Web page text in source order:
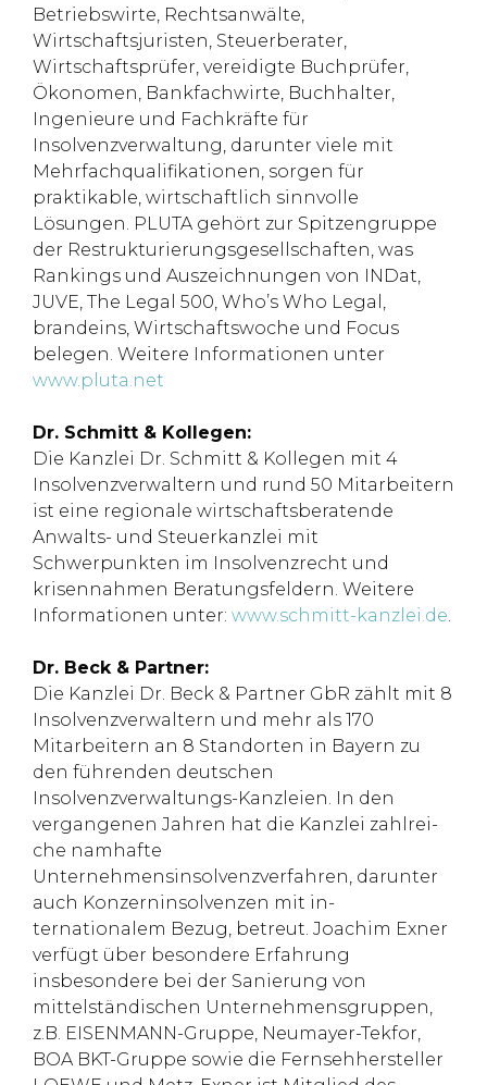
Betriebswirte, Rechtsanwälte,
Wirtschaftsjuristen, Steuerberater,
Wirtschaftsprüfer, vereidigte Buchprüfer,
Ökonomen, Bankfachwirte, Buchhalter,
Ingenieure und Fachkräfte für
Insolvenzverwaltung, darunter viele mit
Mehrfachqualifikationen, sorgen für
praktikable, wirtschaftlich sinnvolle
Lösungen. PLUTA gehört zur Spitzengruppe
der Restrukturierungsgesellschaften, was
Rankings und Auszeichnungen von INDat,
JUVE, The Legal 500, Who’s Who Legal,
brandeins, Wirtschaftswoche und Focus
belegen. Weitere Informationen unter
www.pluta.net
Dr. Schmitt & Kollegen:
Die Kanzlei Dr. Schmitt & Kollegen mit 4
Insolvenzverwaltern und rund 50 Mitarbeitern
ist eine regionale wirtschaftsberatende
Anwalts- und Steuerkanzlei mit
Schwerpunkten im Insolvenzrecht und
krisennahmen Beratungsfeldern. Weitere
Informationen unter: www.schmitt-kanzlei.de.
Dr. Beck & Partner:
Die Kanzlei Dr. Beck & Partner GbR zählt mit 8
Insolvenzverwaltern und mehr als 170
Mitarbeitern an 8 Standorten in Bayern zu
den führenden deutschen
Insolvenzverwaltungs-Kanzleien. In den
vergangenen Jahren hat die Kanzlei zahlrei­
che namhafte
Unternehmensinsolvenzverfahren, darunter
auch Konzerninsolvenzen mit in­
ternationalem Bezug, betreut. Joachim Exner
verfügt über besondere Erfahrung
insbesondere bei der Sanierung von
mittelständischen Unternehmensgruppen,
z.B. EISENMANN-Gruppe, Neumayer-Tekfor,
BOA BKT-Gruppe sowie die Fernsehhersteller